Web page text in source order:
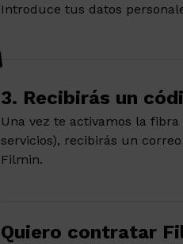
Introduce tus datos
3. Recibirás un
Una vez te activamos la
servicios), recibirás un
Filmin.
Quiero contratar